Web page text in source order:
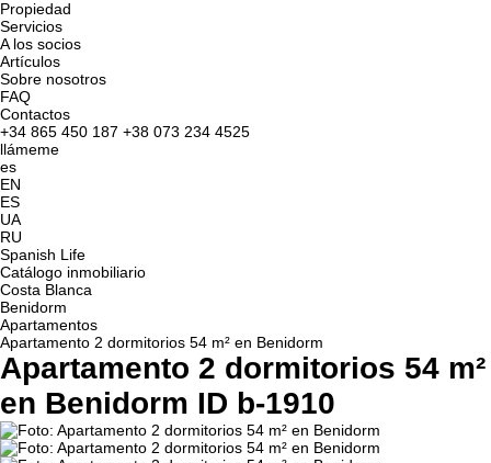
Propiedad
Servicios
A los socios
Artículos
Sobre nosotros
FAQ
Contactos
+34 865 450 187 +38 073 234 4525
llámeme
es
EN
ES
UA
RU
Spanish Life
Catálogo inmobiliario
Costa Blanca
Benidorm
Apartamentos
Apartamento 2 dormitorios 54 m² en Benidorm
Apartamento 2 dormitorios 54 m²
en Benidorm ID b-1910